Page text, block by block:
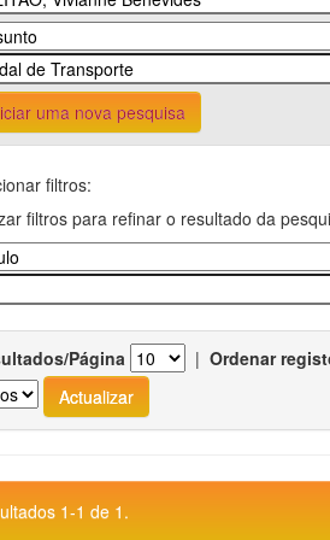
uma nova pesquisa
filtros:
filtros para refinar o resultado da
Página | Ordenar
1-1 de 1.